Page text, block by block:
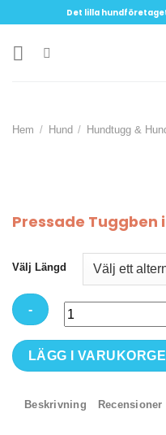
content
Det lilla
Hem / Hund / Hundtugg &
Pressade Tuggben
Välj Längd
Pressade
Tuggben
Storpack
LÄGG I
Beskrivning Recensioner